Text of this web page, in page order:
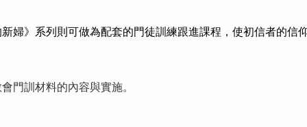
婦》系列則可做為配套的門徒訓練跟進課程，使初信者的信
門訓材料的內容與實施。